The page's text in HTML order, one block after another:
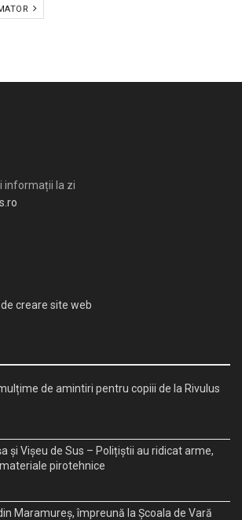
informații la zi
creare site web
de amintiri pentru copiii de la Rivulus
și Vișeu de Sus – Polițiștii au ridicat arme,
pirotehnice
Maramureș, împreună la Școala de Vară